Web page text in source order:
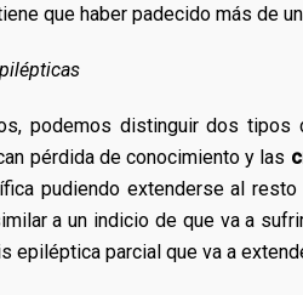
que haber padecido más de
podemos distinguir dos tipos
pérdida de conocimiento y las
pudiendo extenderse al
a un indicio de que va a
epiléptica parcial que va a